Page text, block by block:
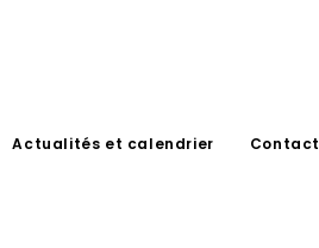
Actualités et calendrier Contact